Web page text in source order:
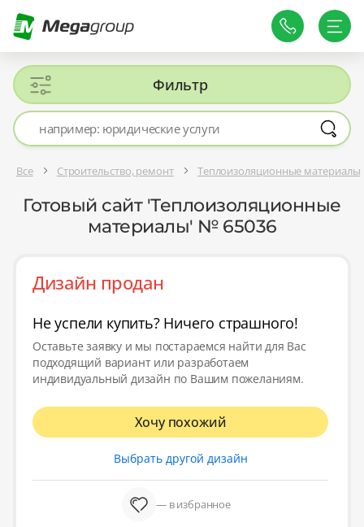
Фильтр
Все Строительство, ремонт Теплоизоляционные материалы
Готовый сайт 'Теплоизоляционные
материалы' № 65036
Дизайн продан
Не успели купить? Ничего страшного!
Оставьте заявку и мы постараемся найти для Вас
подходящий вариант или разработаем
индивидуальный дизайн по Вашим пожеланиям.
Хочу похожий
Выбрать другой дизайн
— в избранное